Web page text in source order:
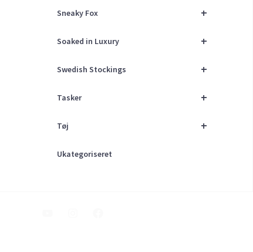
+
Sneaky Fox
+
Soaked in Luxury
+
Swedish Stockings
+
Tasker
+
Tøj
Ukategoriseret